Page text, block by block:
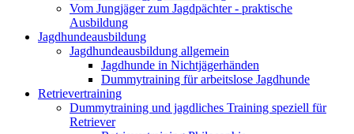
Vom Jungjäger zum Jagdpächter - praktische
Ausbildung
Jagdhundeausbildung
Jagdhundeausbildung allgemein
Jagdhunde in Nichtjägerhänden
Dummytraining für arbeitslose Jagdhunde
Retrievertraining
Dummytraining und jagdliches Training speziell für
Retriever